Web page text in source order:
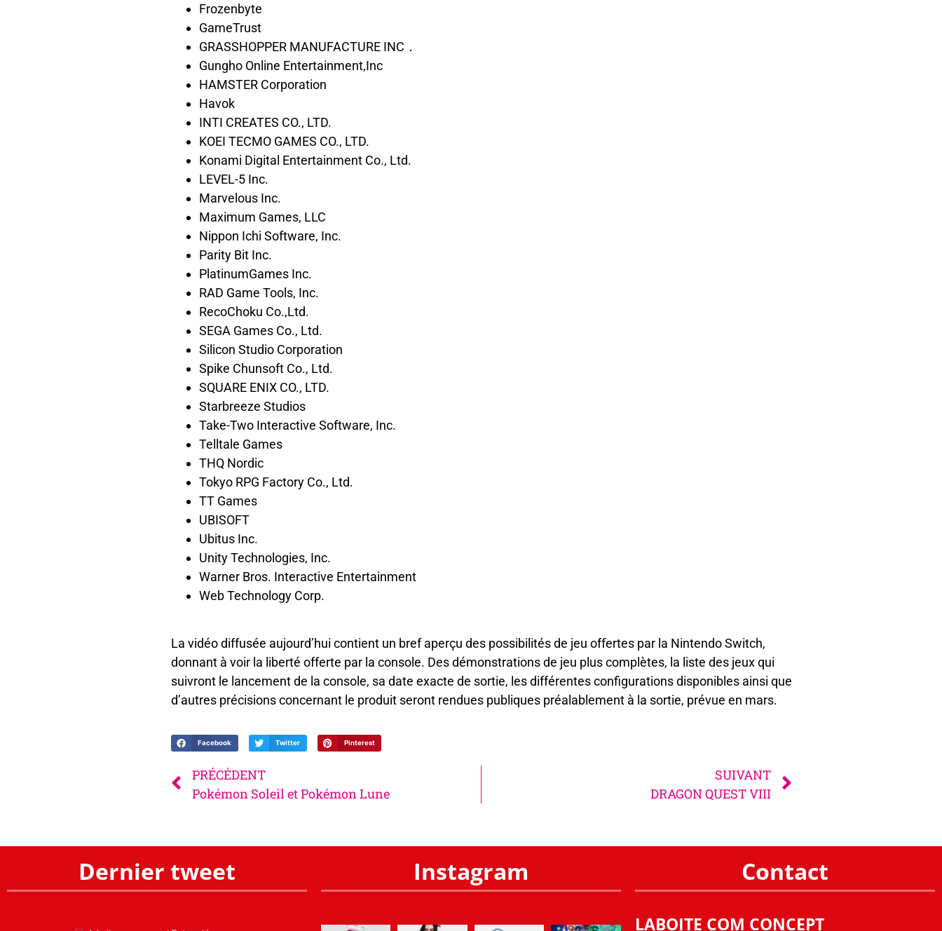
Frozenbyte
GameTrust
GRASSHOPPER MANUFACTURE INC．
Gungho Online Entertainment,Inc
HAMSTER Corporation
Havok
INTI CREATES CO., LTD.
KOEI TECMO GAMES CO., LTD.
Konami Digital Entertainment Co., Ltd.
LEVEL-5 Inc.
Marvelous Inc.
Maximum Games, LLC
Nippon Ichi Software, Inc.
Parity Bit Inc.
PlatinumGames Inc.
RAD Game Tools, Inc.
RecoChoku Co.,Ltd.
SEGA Games Co., Ltd.
Silicon Studio Corporation
Spike Chunsoft Co., Ltd.
SQUARE ENIX CO., LTD.
Starbreeze Studios
Take-Two Interactive Software, Inc.
Telltale Games
THQ Nordic
Tokyo RPG Factory Co., Ltd.
TT Games
UBISOFT
Ubitus Inc.
Unity Technologies, Inc.
Warner Bros. Interactive Entertainment
Web Technology Corp.
La vidéo diffusée aujourd’hui contient un bref aperçu des possibilités de jeu offertes par la Nintendo Switch,
donnant à voir la liberté offerte par la console. Des démonstrations de jeu plus complètes, la liste des jeux qui
suivront le lancement de la console, sa date exacte de sortie, les différentes configurations disponibles ainsi que
d’autres précisions concernant le produit seront rendues publiques préalablement à la sortie, prévue en mars.
Facebook Twitter Pinterest
PRÉCÉDENT
Pokémon Soleil et Pokémon Lune
SUIVANT
DRAGON QUEST VIII
Dernier tweet Instagram Contact
LABOITE COM CONCEPT